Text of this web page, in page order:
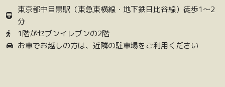
東京都中目黒駅（東急東横線・地下鉄日比谷線）徒歩1〜2
分
1階がセブンイレブンの2階
お車でお越しの方は、近隣の駐車場をご利用ください